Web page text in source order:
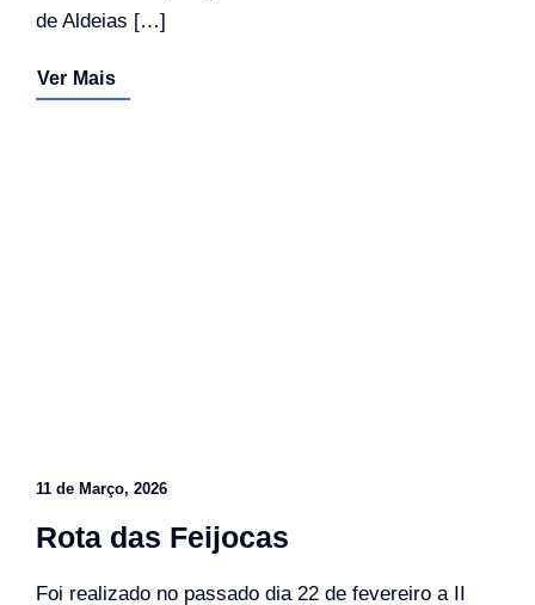
de Aldeias […]
Ver Mais
11 de Março, 2026
Rota das Feijocas
Foi realizado no passado dia 22 de fevereiro a II